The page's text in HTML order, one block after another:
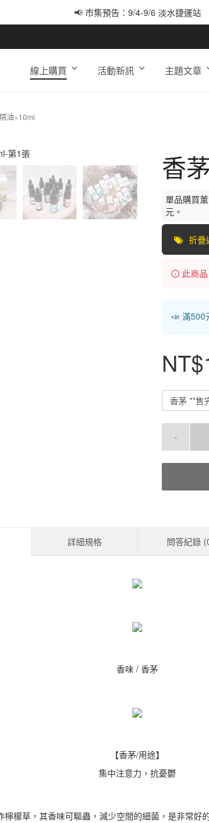
📢 市集預告：9/4-9/6 淡水捷運站
線上購買 活動新訊 主題文章
油×10ml
香
單品購買
元。
折疊
此商
📣 滿500
香茅 **售
-
詳細規格 問答紀錄 (
香味 / 香茅
【香茅/用途】
集中注意力，抗憂鬱
檬草，其香味可驅蟲，減少空間的細菌，是非常